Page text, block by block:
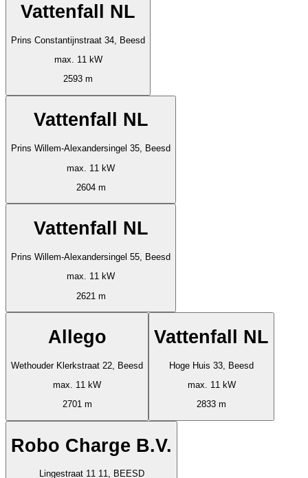
Vattenfall NL
Prins Constantijnstraat 34, Beesd
max. 11 kW
2593 m
Vattenfall NL
Prins Willem-Alexandersingel 35, Beesd
max. 11 kW
2604 m
Vattenfall NL
Prins Willem-Alexandersingel 55, Beesd
max. 11 kW
2621 m
Allego
Wethouder Klerkstraat 22, Beesd
max. 11 kW
2701 m
Vattenfall NL
Hoge Huis 33, Beesd
max. 11 kW
2833 m
Robo Charge B.V.
Lingestraat 11 11, BEESD